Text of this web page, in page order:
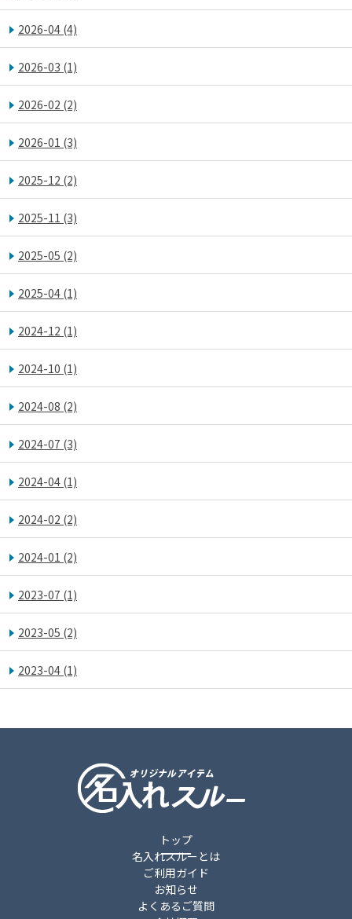
2026-04 (4)
2026-03 (1)
2026-02 (2)
2026-01 (3)
2025-12 (2)
2025-11 (3)
2025-05 (2)
2025-04 (1)
2024-12 (1)
2024-10 (1)
2024-08 (2)
2024-07 (3)
2024-04 (1)
2024-02 (2)
2024-01 (2)
2023-07 (1)
2023-05 (2)
2023-04 (1)
トップ
名入れスルーとは
ご利用ガイド
お知らせ
よくあるご質問